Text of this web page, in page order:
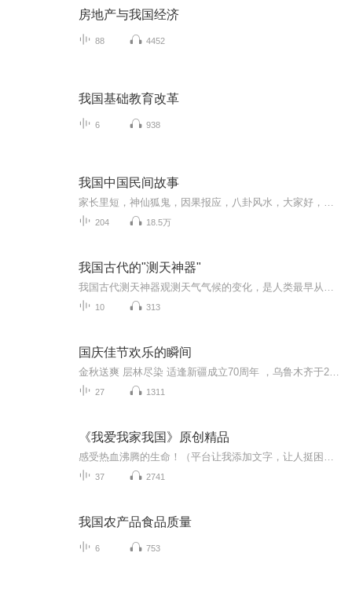
房地产与我国经济
88 4452
我国基础教育改革
6 938
我国中国民间故事
204 18.5万
我国古代的"测天神器"
10 313
国庆佳节欢乐的瞬间
27 1311
《我爱我家我国》原创精品
37 2741
我国农产品食品质量
6 753